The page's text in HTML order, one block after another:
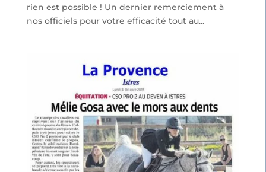
rien est possible ! Un dernier remerciement à
nos officiels pour votre efficacité tout au...